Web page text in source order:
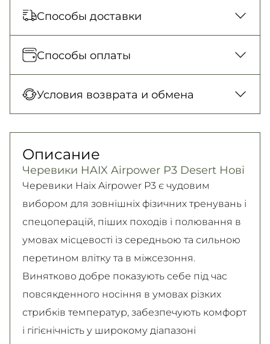
Способы доставки
Отправка каждый день. Наложенный
платеж только для заказов от 500 грн.
150 грн. / 1-2 дня
300 грн. / 1-2 дня
Самовывоз
Безкоштовно
Подробнее
Способы оплаты
картой в отделении, Картой онлайн, Google
Pay, PrivatPay, Visa, Mastercard.
Подробнее
Условия возврата и обмена
Подробно об условиях возврата и обмена
читайте на странице
Описание
Черевики HAIX Airpower P3 Desert Нові
Черевики Haix Airpower P3 є чудовим
вибором для зовнішніх фізичних тренувань і
спецоперацій, піших походів і полювання в
умовах місцевості із середньою та сильною
перетином влітку та в міжсезоння.
Винятково добре показують себе під час
повсякденного носіння в умовах різких
стрибків температур, забезпечують комфорт
і гігієнічність у широкому діапазоні